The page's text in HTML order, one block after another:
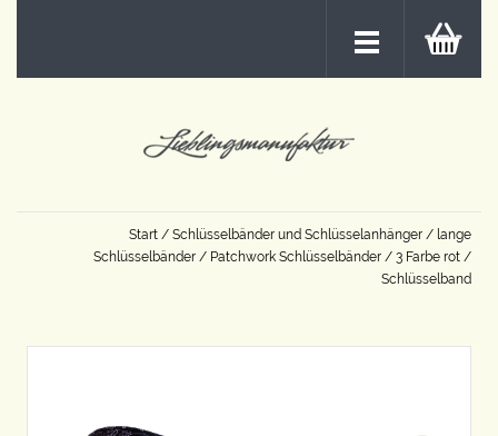
Start / Schlüsselbänder und Schlüsselanhänger / lange
Schlüsselbänder / Patchwork Schlüsselbänder / 3 Farbe rot /
Schlüsselband